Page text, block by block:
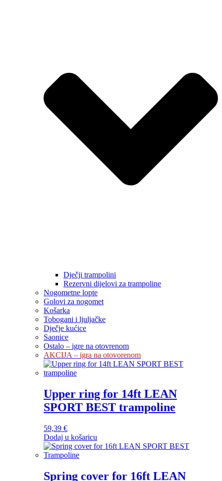
Dječji trampolini
Rezervni dijelovi za trampoline
Nogometne lopte
Golovi za nogomet
Košarka
Tobogani i ljuljačke
Dječje kućice
Saonice
Ostalo – igre na otovrenom
AKCIJA – igra na otovorenom
Upper ring for 14ft LEAN
SPORT BEST trampoline
59,39 €
Dodaj u košaricu
Spring cover for 16ft LEAN